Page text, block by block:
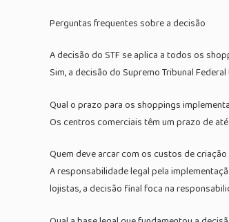
Perguntas frequentes sobre a decisão
A decisão do STF se aplica a todos os
Sim, a decisão do Supremo Tribunal
Qual o prazo para os shoppings
Os centros comerciais têm um prazo de
Quem deve arcar com os custos de
A responsabilidade legal pela
lojistas, a decisão final foca na